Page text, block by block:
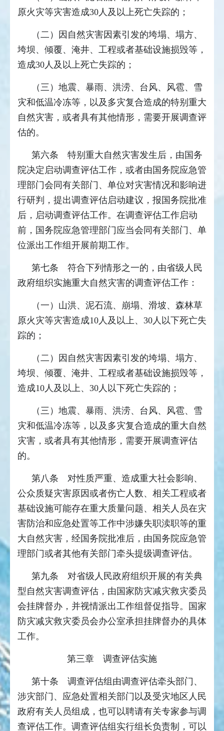
原火灾等灾害造成30人及以上死亡失踪的；
（二）因自然灾害因素引发的垮塌、塌方、
垮坝、倾覆、淹井、工程或者基础设施损毁等，
造成30人及以上死亡失踪的；
（三）地震、暴雨、洪涝、台风、风雹、雪
灾和低温冷冻等，以及多灾复合造成的特别重大
自然灾害，或者具有其他情形，需要开展调查评
估的。
第六条 特别重大自然灾害发生后，由国务
院决定启动调查评估工作，或者由国务院应急管
理部门会同有关部门、单位对灾害情况和影响进
行研判，提出调查评估启动建议，报国务院批准
后，启动调查评估工作。在调查评估工作启动
前，国务院应急管理部门应当会同有关部门、单
位派出工作组开展前期工作。
第七条 符合下列情形之一的，由省级人民
政府组织实施重大自然灾害的调查评估工作：
（一）山洪、泥石流、崩塌、滑坡、森林草
原火灾等灾害造成10人及以上、30人以下死亡失
踪的；
（二）因自然灾害因素引发的垮塌、塌方、
垮坝、倾覆、淹井、工程或者基础设施损毁等，
造成10人及以上、30人以下死亡失踪的；
（三）地震、暴雨、洪涝、台风、风雹、雪
灾和低温冷冻等，以及多灾复合造成的重大自然
灾害，或者具有其他情形，需要开展调查评估
的。
第八条 对性质严重、造成重大社会影响、
公众质疑灾害原因或者伤亡人数、相关工程或者
基础设施可能存在重大质量问题、相关人员在灾
害防治和应急处置等工作中涉嫌失职渎职等的重
大自然灾害，经国务院批准后，由国务院应急管
理部门或者其他有关部门牵头提级调查评估。
第九条 对省级人民政府组织开展的有关典
型自然灾害调查评估，由国家防灾减灾救灾委员
会挂牌督办，并视情派出工作组督促指导。国家
防灾减灾救灾委员会办公室承担挂牌督办的具体
工作。
第三章 调查评估实施
第十条 调查评估组由调查评估牵头部门、
涉灾部门、应急处置相关部门以及受灾地区人民
政府有关人员组成，也可以聘请有关专家参与调
查评估工作。调查评估组实行组长负责制，可以